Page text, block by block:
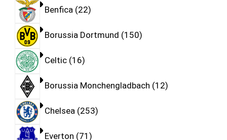
Benfica 22
Borussia Dortmund 150
Celtic 16
Borussia Monchengladbach 12
Chelsea 253
Everton 71